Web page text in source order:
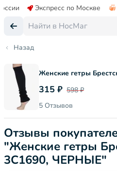
Экспресс по Москве
Назад
Женские гетры
315 ₽ 598 ₽
5 Отзывов
Отзывы
"Женские гетры
3С1690, ЧЕРНЫЕ"